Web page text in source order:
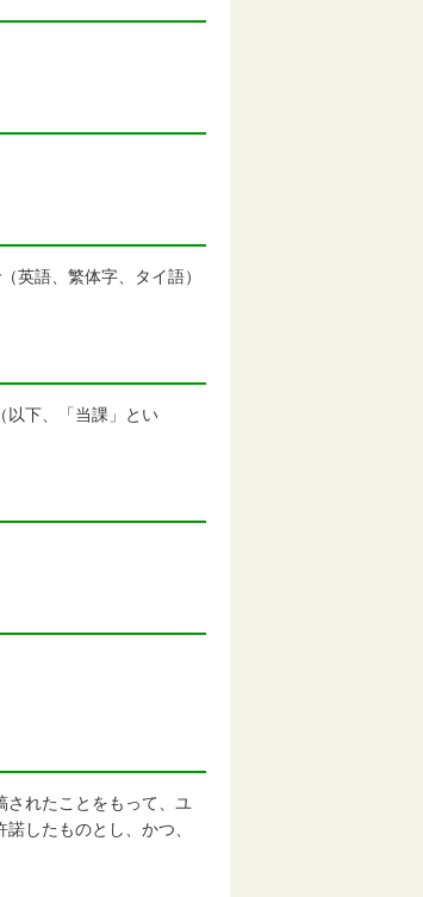
英語、繁体字、タイ語）
以下、「当課」とい
されたことをもって、ユ
したものとし、かつ、